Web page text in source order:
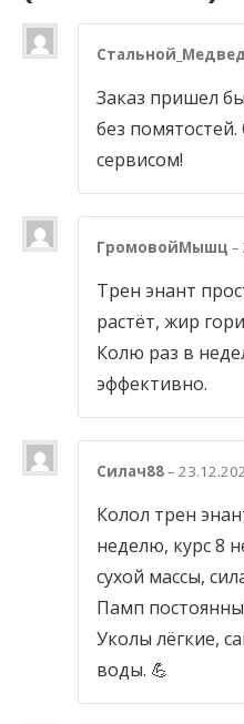
Заказ пришел
без
сервисом!
ГромовойМышц –
Трен энант
растёт, жир
Колю раз в
эффективно.
Силач88–
Колол трен
неделю, курс 8
сухой массы,
Памп
Уколы лёгкие,
воды. 💪